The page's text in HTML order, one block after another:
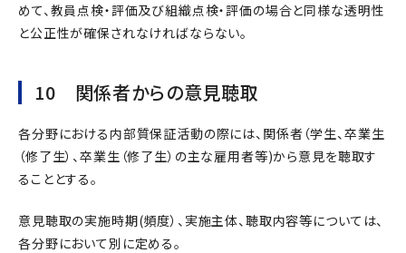
めて、教員点検・評価及び組織点検・評価の場合と同様な透明性
と公正性が確保されなければならない。
10 関係者からの意見聴取
各分野における内部質保証活動の際には、関係者（学生、卒業生
（修了生）、卒業生（修了生）の主な雇用者等)から意見を聴取す
ることとする。
意見聴取の実施時期(頻度）、実施主体、聴取内容等については、
各分野において別に定める。